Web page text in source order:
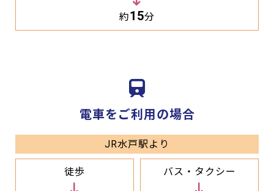
約15分
電車をご利用の場合
JR水戸駅より
徒歩 バス・タクシー